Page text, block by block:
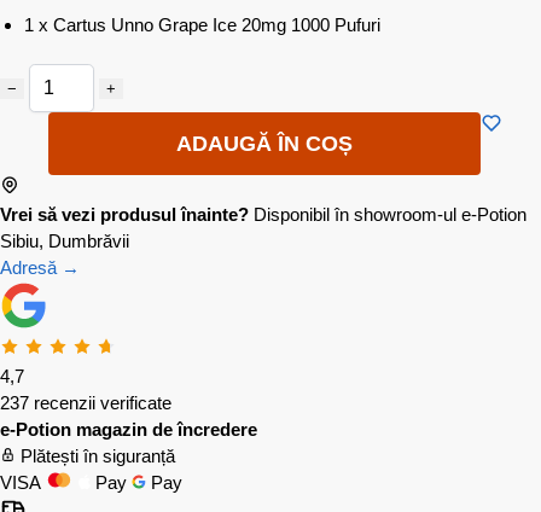
1 x Cartus Unno Grape Ice 20mg 1000 Pufuri
− +
ADAUGĂ ÎN COȘ
Vrei să vezi produsul înainte? Disponibil în showroom-ul e-Potion
Sibiu, Dumbrăvii
Adresă →
4,7
237 recenzii verificate
e-Potion magazin de încredere
Plătești în siguranță
VISA
Pay Pay